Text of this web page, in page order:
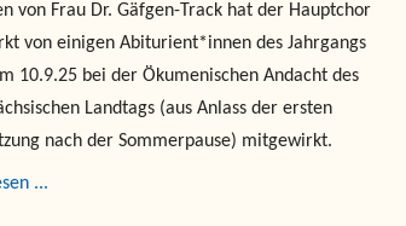
von Frau Dr. Gäfgen-Track hat der Hauptchor
von einigen Abiturient*innen des Jahrgangs
10.9.25 bei der Ökumenischen Andacht des
Landtags (aus Anlass der ersten
nach der Sommerpause) mitgewirkt.
...